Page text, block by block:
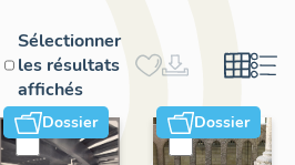
Sélectionner
les résultats
affichés
Dossier Dossier